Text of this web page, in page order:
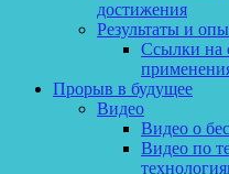
достижения
Результаты и
Ссылки на
Прорыв в будущее
Видео
Видео о
Видео по